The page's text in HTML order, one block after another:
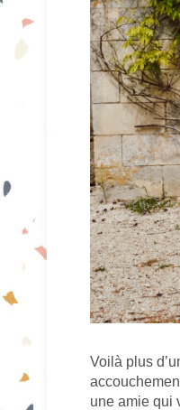
Voilà plus
une amie qui